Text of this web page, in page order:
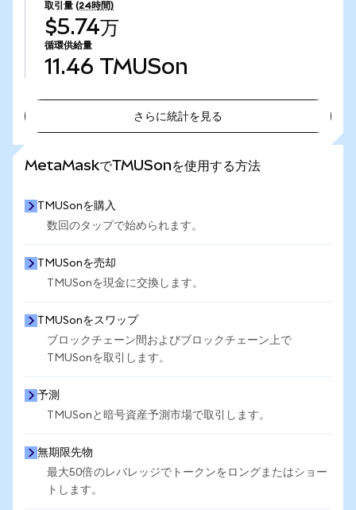
取引量 (24時間)
$5.74万
循環供給量
11.46 TMUSon
さらに統計を見る
MetaMaskでTMUSonを使用する方法
TMUSonを購入
数回のタップで始められます。
TMUSonを売却
TMUSonを現金に交換します。
TMUSonをスワップ
ブロックチェーン間およびブロックチェーン上で
TMUSonを取引します。
予測
TMUSonと暗号資産予測市場で取引します。
無期限先物
最大50倍のレバレッジでトークンをロングまたはショー
トします。